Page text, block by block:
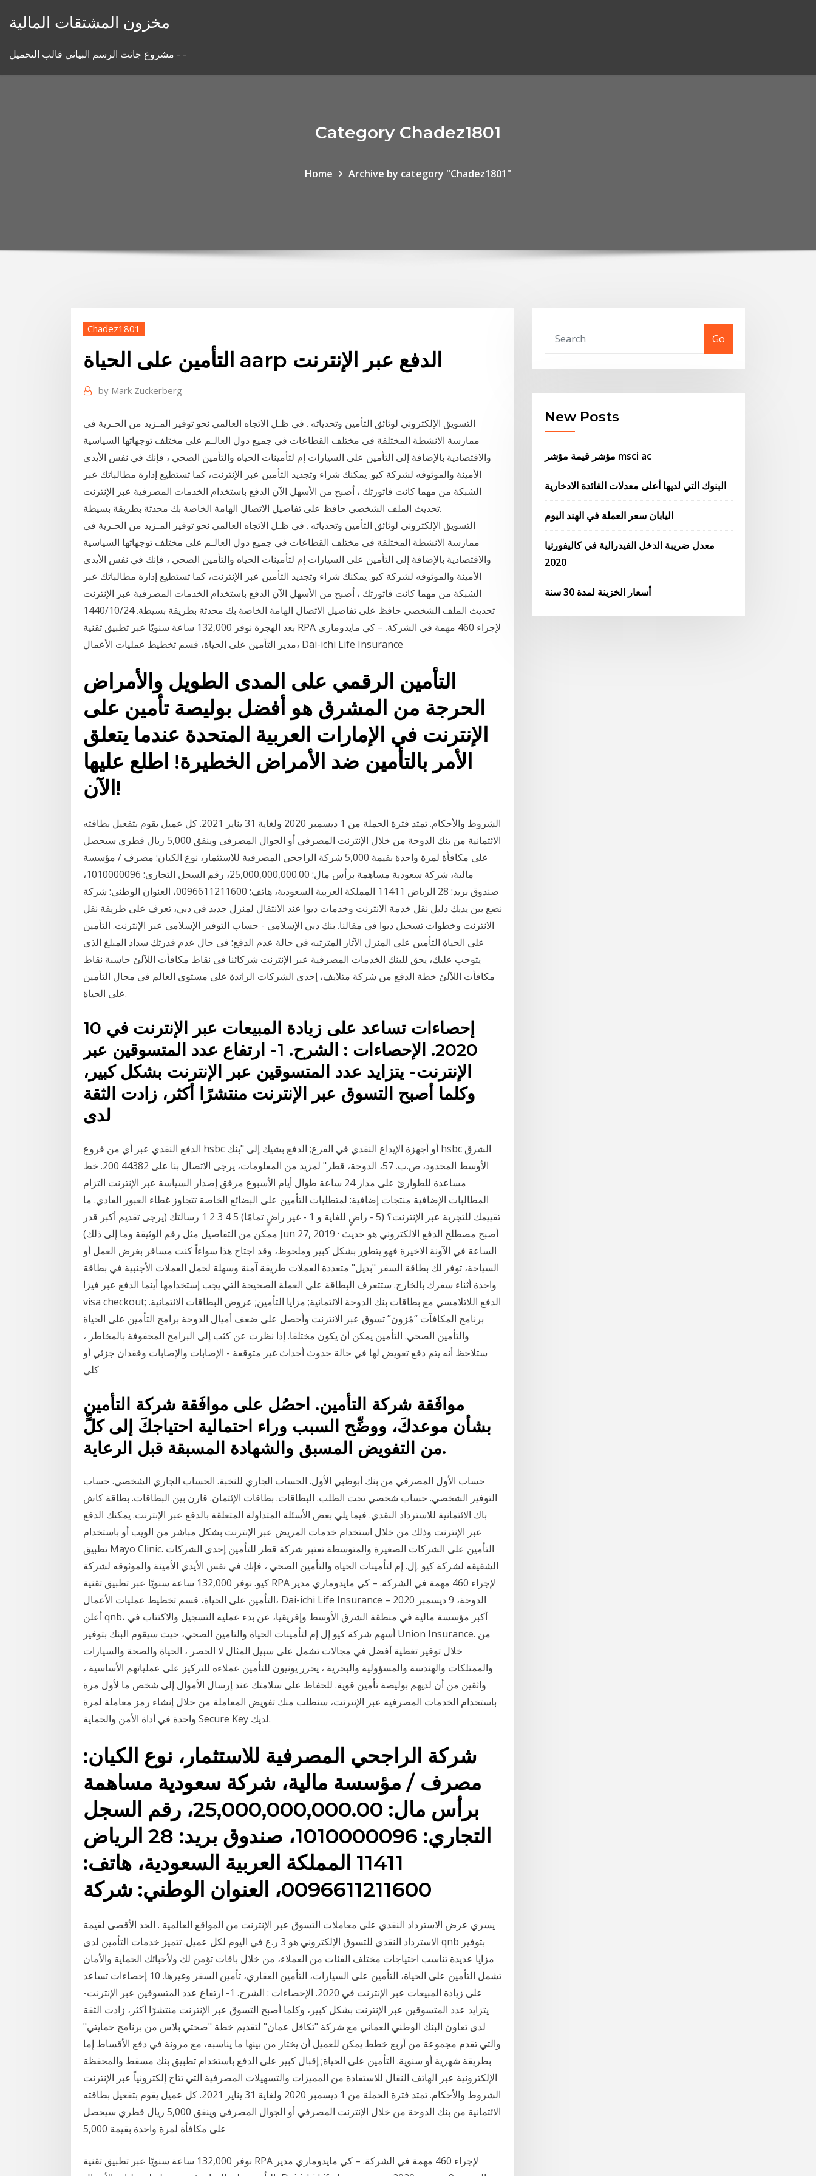
مخزون المشتقات المالية
مشروع جانت الرسم البياني قالب التحميل - -
Category Chadez1801
Home Archive by category "Chadez1801"
Chadez1801
التأمين على الحياة aarp الدفع عبر الإنترنت
by Mark Zuckerberg
التسويق الإلكتروني لوثائق التأمين وتحدياته . في ظـل الاتجاه العالمي نحو توفير المـزيد من الحـرية في
ممارسة الانشطة المختلفة فى مختلف القطاعات في جميع دول العالـم على مختلف توجهاتها السياسية
والاقتصادية بالإضافة إلى التأمين على السيارات إم لتأمينات الحياه والتأمين الصحي ، فإنك في نفس الأيدي
الأمينة والموثوقه لشركة كيو. يمكنك شراء وتجديد التأمين عبر الإنترنت، كما تستطيع إدارة مطالباتك عبر
الشبكة من مهما كانت فاتورتك ، أصبح من الأسهل الآن الدفع باستخدام الخدمات المصرفية عبر الإنترنت
تحديث الملف الشخصي حافظ على تفاصيل الاتصال الهامة الخاصة بك محدثة بطريقة بسيطة.
التسويق الإلكتروني لوثائق التأمين وتحدياته . في ظـل الاتجاه العالمي نحو توفير المـزيد من الحـرية في
ممارسة الانشطة المختلفة فى مختلف القطاعات في جميع دول العالـم على مختلف توجهاتها السياسية
والاقتصادية بالإضافة إلى التأمين على السيارات إم لتأمينات الحياه والتأمين الصحي ، فإنك في نفس الأيدي
الأمينة والموثوقه لشركة كيو. يمكنك شراء وتجديد التأمين عبر الإنترنت، كما تستطيع إدارة مطالباتك عبر
الشبكة من مهما كانت فاتورتك ، أصبح من الأسهل الآن الدفع باستخدام الخدمات المصرفية عبر الإنترنت
تحديث الملف الشخصي حافظ على تفاصيل الاتصال الهامة الخاصة بك محدثة بطريقة بسيطة. 24‏‏/10‏‏/1440
بعد الهجرة نوفر 132,000 ساعة سنويًا عبر تطبيق تقنية RPA لإجراء 460 مهمة في الشركة. – كي مايدوماري
مدير التأمين على الحياة، قسم تخطيط عمليات الأعمال، Dai-ichi Life Insurance
التأمين الرقمي على المدى الطويل والأمراض
الحرجة من المشرق هو أفضل بوليصة تأمين على
الإنترنت في الإمارات العربية المتحدة عندما يتعلق
الأمر بالتأمين ضد الأمراض الخطيرة! اطلع عليها
الآن!
الشروط والأحكام. تمتد فترة الحملة من 1 ديسمبر 2020 ولغاية 31 يناير 2021. كل عميل يقوم بتفعيل بطاقته
الائتمانية من بنك الدوحة من خلال الإنترنت المصرفي أو الجوال المصرفي وينفق 5,000 ريال قطري سيحصل
على مكافأة لمرة واحدة بقيمة 5,000 شركة الراجحي المصرفية للاستثمار، نوع الكيان: مصرف / مؤسسة
مالية، شركة سعودية مساهمة برأس مال: 25,000,000,000.00، رقم السجل التجاري: 1010000096،
صندوق بريد: 28 الرياض 11411 المملكة العربية السعودية، هاتف: 0096611211600، العنوان الوطني: شركة
نضع بين يديك دليل نقل خدمة الانترنت وخدمات ديوا عند الانتقال لمنزل جديد في دبي، تعرف على طريقة نقل
الانترنت وخطوات تسجيل ديوا في مقالنا. بنك دبي الإسلامي - حساب التوفير الإسلامي عبر الإنترنت. التأمين
على الحياة التأمين على المنزل الآثار المترتبه في حالة عدم الدفع: في حال عدم قدرتك سداد المبلغ الذي
يتوجب عليك، يحق للبنك الخدمات المصرفية عبر الإنترنت شركائنا في نقاط مكافأت اللآلئ حاسبة نقاط
مكافأت اللآلئ خطة الدفع من شركة متلايف، إحدى الشركات الرائدة على مستوى العالم في مجال التأمين
على الحياة.
10 إحصاءات تساعد على زيادة المبيعات عبر الإنترنت في
2020. الإحصاءات : الشرح. 1- ارتفاع عدد المتسوقين عبر
الإنترنت- يتزايد عدد المتسوقين عبر الإنترنت بشكل كبير،
وكلما أصبح التسوق عبر الإنترنت منتشرًا أكثر، زادت الثقة
لدى
الدفع النقدي عبر أي من فروع hsbc أو أجهزة الإيداع النقدي في الفرع; الدفع بشيك إلى "بنك hsbc الشرق
الأوسط المحدود، ص.ب. 57، الدوحة، قطر" لمزيد من المعلومات، يرجى الاتصال بنا على 44382 200. خط
مساعدة للطوارئ على مدار 24 ساعة طوال أيام الأسبوع مرفق إصدار السياسة عبر الإنترنت التزام
المطالبات الإضافية منتجات إضافية: لمتطلبات التأمين على البضائع الخاصة تتجاوز غطاء العبور العادي. ما
تقييمك للتجربة عبر الإنترنت؟ (5 - راضٍ للغاية و 1 - غير راضٍ تمامًا) 5 4 3 2 1 رسالتك (يرجى تقديم أكبر قدر
ممكن من التفاصيل مثل رقم الوثيقة وما إلى ذلك) Jun 27, 2019 · أصبح مصطلح الدفع الالكتروني هو حديث
الساعة في الآونة الاخيرة فهو يتطور بشكل كبير وملحوظ، وقد اجتاح هذا سواءاً كنت مسافر بغرض العمل أو
السياحة، توفر لك بطاقة السفر "بديل" متعددة العملات طريقة آمنة وسهلة لحمل العملات الأجنبية في بطاقة
واحدة أثناء سفرك بالخارج. ستتعرف البطاقة على العملة الصحيحة التي يجب إستخدامها أينما الدفع عبر فيزا
visa checkout; الدفع اللاتلامسي مع بطاقات بنك الدوحة الائتمانية; مزايا التأمين; عروض البطاقات الائتمانية.
برنامج المكافآت “مُزون” تسوق عبر الانترنت وأحصل على ضعف أميال الدوحة برامج التأمين على الحياة
والتأمين الصحي. التأمين يمكن أن يكون مختلفا. إذا نظرت عن كثب إلى البرامج المحفوفة بالمخاطر ،
ستلاحظ أنه يتم دفع تعويض لها في حالة حدوث أحداث غير متوقعة - الإصابات والإصابات وفقدان جزئي أو
كلي
موافَقة شركة التأمين. احصُل على موافَقة شركة التأمين
بشأن موعدكَ، ووضِّح السبب وراء احتمالية احتياجكَ إلى كلٍّ
من التفويض المسبق والشهادة المسبقة قبل الرعاية.
حساب الأول المصرفي من بنك أبوظبي الأول. الحساب الجاري للنخبة. الحساب الجاري الشخصي. حساب
التوفير الشخصي. حساب شخصي تحت الطلب. البطاقات. بطاقات الإئتمان. قارن بين البطاقات. بطاقة كاش
باك الائتمانية للاسترداد النقدي. فيما يلي بعض الأسئلة المتداولة المتعلقة بالدفع عبر الإنترنت. يمكنك الدفع
عبر الإنترنت وذلك من خلال استخدام خدمات المريض عبر الإنترنت بشكل مباشر من الويب أو باستخدام
تطبيق Mayo Clinic. التأمين على الشركات الصغيرة والمتوسطة تعتبر شركة قطر للتأمين إحدى الشركات
الشقيقه لشركة كيو .إل. إم لتأمينات الحياه والتأمين الصحي ، فإنك في نفس الأيدي الأمينة والموثوقه لشركة
كيو. نوفر 132,000 ساعة سنويًا عبر تطبيق تقنية RPA لإجراء 460 مهمة في الشركة. – كي مايدوماري مدير
التأمين على الحياة، قسم تخطيط عمليات الأعمال، Dai-ichi Life Insurance الدوحة، 9 ديسمبر 2020 –
أعلن qnb، أكبر مؤسسة مالية في منطقة الشرق الأوسط وإفريقيا، عن بدء عملية التسجيل والاكتتاب في
أسهم شركة كيو إل إم لتأمينات الحياة والتامين الصحي، حيث سيقوم البنك بتوفير Union Insurance. من
خلال توفير تغطية أفضل في مجالات تشمل على سبيل المثال لا الحصر ، الحياة والصحة والسيارات
والممتلكات والهندسة والمسؤولية والبحرية ، يحرر يونيون للتأمين عملاءه للتركيز على عملياتهم الأساسية ،
واثقين من أن لديهم بوليصة تأمين قوية. للحفاظ على سلامتك عند إرسال الأموال إلى شخص ما لأول مرة
باستخدام الخدمات المصرفية عبر الإنترنت، سنطلب منك تفويض المعاملة من خلال إنشاء رمز معاملة لمرة
واحدة في أداة الأمن والحماية Secure Key لديك.
شركة الراجحي المصرفية للاستثمار، نوع الكيان:
مصرف / مؤسسة مالية، شركة سعودية مساهمة
برأس مال: 25,000,000,000.00، رقم السجل
التجاري: 1010000096، صندوق بريد: 28 الرياض
11411 المملكة العربية السعودية، هاتف:
0096611211600، العنوان الوطني: شركة
يسري عرض الاسترداد النقدي على معاملات التسوق عبر الإنترنت من المواقع العالمية . الحد الأقصى لقيمة
الاسترداد النقدي للتسوق الإلكتروني هو 3 ر.ع في اليوم لكل عميل. تتميز خدمات التأمين لدى qnb بتوفير
مزايا عديدة تناسب احتياجات مختلف الفئات من العملاء، من خلال باقات تؤمن لك ولأحبائك الحماية والأمان
تشمل التأمين على الحياة، التأمين على السيارات، التأمين العقاري، تأمين السفر وغيرها. 10 إحصاءات تساعد
على زيادة المبيعات عبر الإنترنت في 2020. الإحصاءات : الشرح. 1- ارتفاع عدد المتسوقين عبر الإنترنت-
يتزايد عدد المتسوقين عبر الإنترنت بشكل كبير، وكلما أصبح التسوق عبر الإنترنت منتشرًا أكثر، زادت الثقة
لدى تعاون البنك الوطني العماني مع شركة "تكافل عمان" لتقديم خطة "صحتي بلاس من برنامج حمايتي"
والتي تقدم مجموعة من أربع خطط يمكن للعميل أن يختار من بينها ما يناسبه، مع مرونة في دفع الأقساط إما
بطريقة شهرية أو سنوية. التأمين على الحياة; إقبال كبير على الدفع باستخدام تطبيق بنك مسقط والمحفظة
الإلكترونية عبر الهاتف النقال للاستفادة من المميزات والتسهيلات المصرفية التي تتاح إلكترونياً عبر الإنترنت
الشروط والأحكام. تمتد فترة الحملة من 1 ديسمبر 2020 ولغاية 31 يناير 2021. كل عميل يقوم بتفعيل بطاقته
الائتمانية من بنك الدوحة من خلال الإنترنت المصرفي أو الجوال المصرفي وينفق 5,000 ريال قطري سيحصل
على مكافأة لمرة واحدة بقيمة 5,000
نوفر 132,000 ساعة سنويًا عبر تطبيق تقنية RPA لإجراء 460 مهمة في الشركة. – كي مايدوماري مدير
Go
New Posts
مؤشر قيمة مؤشر msci ac
البنوك التي لديها أعلى معدلات الفائدة الادخارية
اليابان سعر العملة في الهند اليوم
معدل ضريبة الدخل الفيدرالية في كاليفورنيا
2020
أسعار الخزينة لمدة 30 سنة